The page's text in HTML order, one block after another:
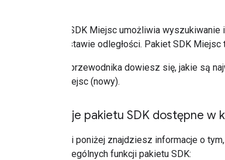
Pakiet SDK Miejsc umożliwia
na podstawie odległości. Pakiet SDK
Z tego przewodnika dowiesz się, jakie są
SDK Miejsc (nowy).
Funkcje pakietu SDK dostępne w
W tabeli poniżej znajdziesz informacje o
poszczególnych funkcji pakietu SDK: